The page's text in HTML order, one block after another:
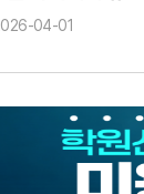
04-01